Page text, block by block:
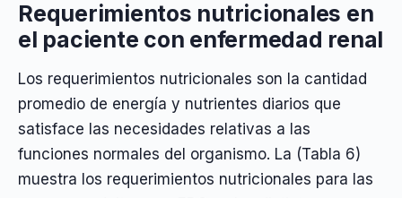
Requerimientos nutricionales en
el paciente con enfermedad renal
Los requerimientos nutricionales son la cantidad
promedio de energía y nutrientes diarios que
satisface las necesidades relativas a las
funciones normales del organismo. La (Tabla 6)
muestra los requerimientos nutricionales para las